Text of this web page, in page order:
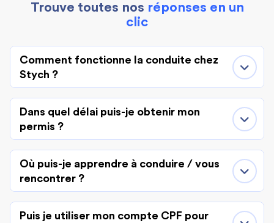
Trouve toutes nos réponses en un
clic
Comment fonctionne la conduite chez
Stych ?
Dans quel délai puis-je obtenir mon
permis ?
Où puis-je apprendre à conduire / vous
rencontrer ?
Puis je utiliser mon compte CPF pour